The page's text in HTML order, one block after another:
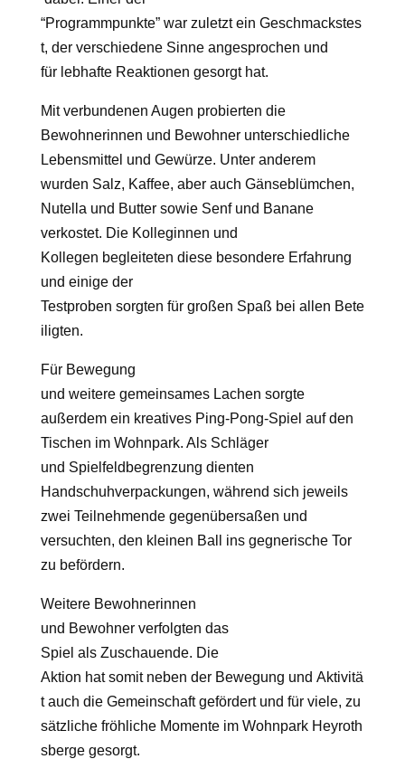
“Programmpunkte” war zuletzt ein Geschmackstes
t, der verschiedene Sinne angesprochen und
für lebhafte Reaktionen gesorgt hat.
Mit verbundenen Augen probierten die
Bewohnerinnen und Bewohner unterschiedliche
Lebensmittel und Gewürze. Unter anderem
wurden Salz, Kaffee, aber auch Gänseblümchen,
Nutella und Butter sowie Senf und Banane
verkostet. Die Kolleginnen und
Kollegen begleiteten diese besondere Erfahrung
und einige der
Testproben sorgten für großen Spaß bei allen Bete
iligten.
Für Bewegung
und weitere gemeinsames Lachen sorgte
außerdem ein kreatives Ping-Pong-Spiel auf den
Tischen im Wohnpark. Als Schläger
und Spielfeldbegrenzung dienten
Handschuhverpackungen, während sich jeweils
zwei Teilnehmende gegenübersaßen und
versuchten, den kleinen Ball ins gegnerische Tor
zu befördern.
Weitere Bewohnerinnen
und Bewohner verfolgten das
Spiel als Zuschauende. Die
Aktion hat somit neben der Bewegung und Aktivitä
t auch die Gemeinschaft gefördert und für viele, zu
sätzliche fröhliche Momente im Wohnpark Heyroth
sberge gesorgt.